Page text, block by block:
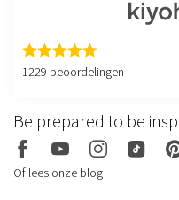
1229 beoordelingen
Be prepared to be
Of lees onze blog